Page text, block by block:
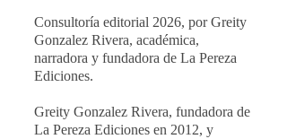
Consultoría editorial 2026, por Greity
Gonzalez Rivera, académica,
narradora y fundadora de La Pereza
Ediciones.
Greity Gonzalez Rivera, fundadora de
La Pereza Ediciones en 2012, y